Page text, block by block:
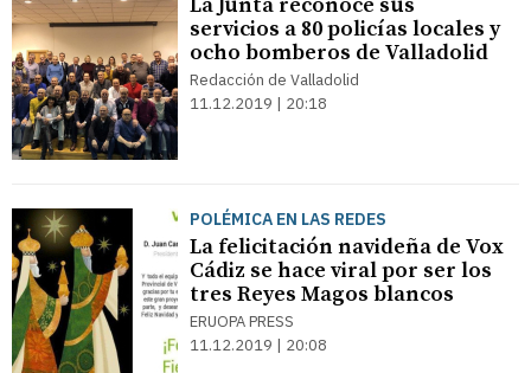
servicios a 80 policías locales y
ocho bomberos de Valladolid
Redacción de Valladolid
11.12.2019 | 20:18
POLÉMICA EN LAS REDES
La felicitación navideña de Vox
Cádiz se hace viral por ser los
tres Reyes Magos blancos
ERUOPA PRESS
11.12.2019 | 20:08